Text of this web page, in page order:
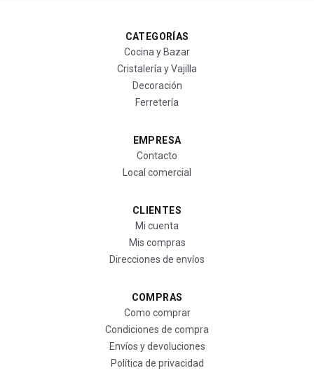
CATEGORÍAS
Cocina y Bazar
Cristalería y Vajilla
Decoración
Ferretería
EMPRESA
Contacto
Local comercial
CLIENTES
Mi cuenta
Mis compras
Direcciones de envíos
COMPRAS
Como comprar
Condiciones de compra
Envíos y devoluciones
Política de privacidad